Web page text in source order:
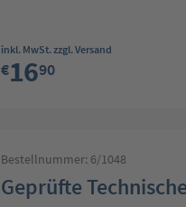
Regulärer Preis:
inkl. MwSt. zzgl. Versand
€1690
Bestellnummer: 6/1048
Geprüfte